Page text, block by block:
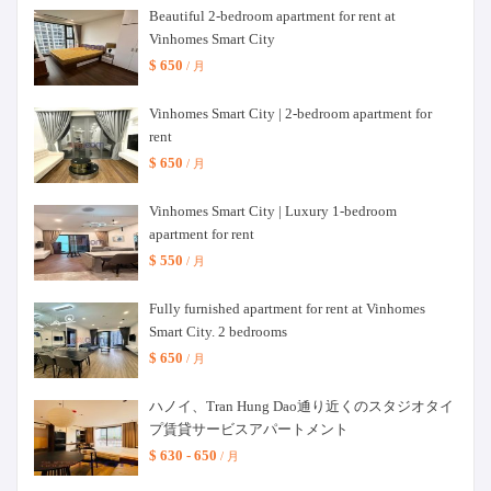
Beautiful 2-bedroom apartment for rent at
Vinhomes Smart City
$ 650 / 月
Vinhomes Smart City | 2-bedroom apartment for
rent
$ 650 / 月
Vinhomes Smart City | Luxury 1-bedroom
apartment for rent
$ 550 / 月
Fully furnished apartment for rent at Vinhomes
Smart City. 2 bedrooms
$ 650 / 月
ハノイ、Tran Hung Dao通り近くのスタジオタイ
プ賃貸サービスアパートメント
$ 630 - 650 / 月